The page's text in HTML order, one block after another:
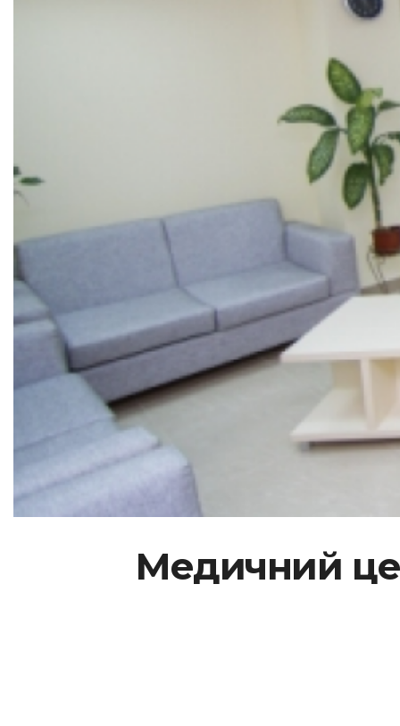
Медичний